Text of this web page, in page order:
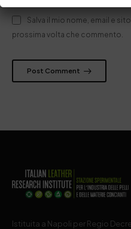
Salva il mio nome, email e
prossima volta che commento.
Post Comment
Istituita a Napoli per Regio